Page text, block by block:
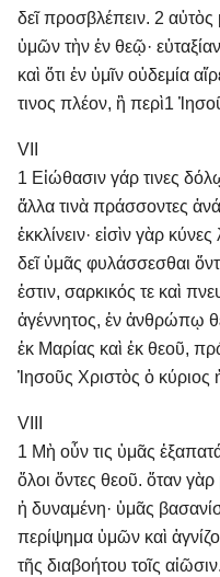
δεῖ προσβλέπειν. 2
ὑμῶν τὴν ἐν θεῷ·
καὶ ὅτι ἐν ὑμῖν οὐδεμία
τινος πλέον, ἢ περὶ 1
VII
1 Εἰώθασιν γάρ τινες
ἄλλα τινὰ πράσσοντες
ἐκκλίνειν· εἰσὶν γὰρ
δεῖ ὑμᾶς φυλάσσεσθαι
ἐστιν, σαρκικός τε καὶ
ἀγέννητος, ἐν ἀνθρώπῳ
ἐκ Μαρίας καὶ ἐκ θεοῦ,
Ἰησοῦς Χριστὸς ὁ κύριος
VIII
1 Μὴ οὖν τις ὑμᾶς
ὅλοι ὄντες θεοῦ. ὅταν γὰρ
ἡ δυναμένη· ὑμᾶς
περίψημα ὑμῶν καὶ
τῆς διαβοήτου τοῖς